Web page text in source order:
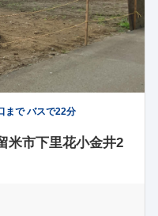
まで バスで22分
米市下里花小金井2